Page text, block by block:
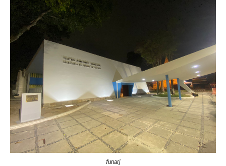
funarj